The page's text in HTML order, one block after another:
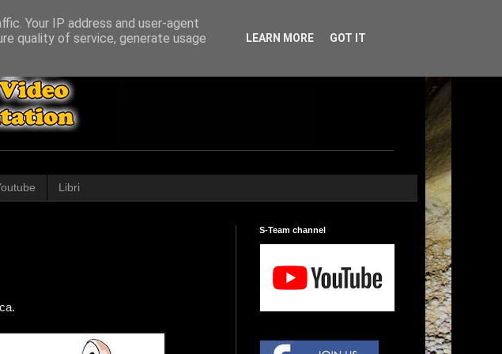
Libri
S-Team channel
Your IP address and user-agent
quality of service, generate usage
LEARN MORE GOT IT